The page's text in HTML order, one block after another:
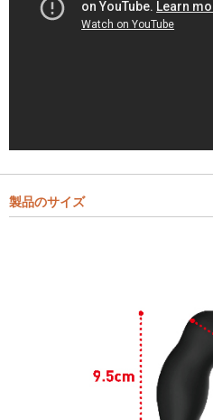
製品のサイズ